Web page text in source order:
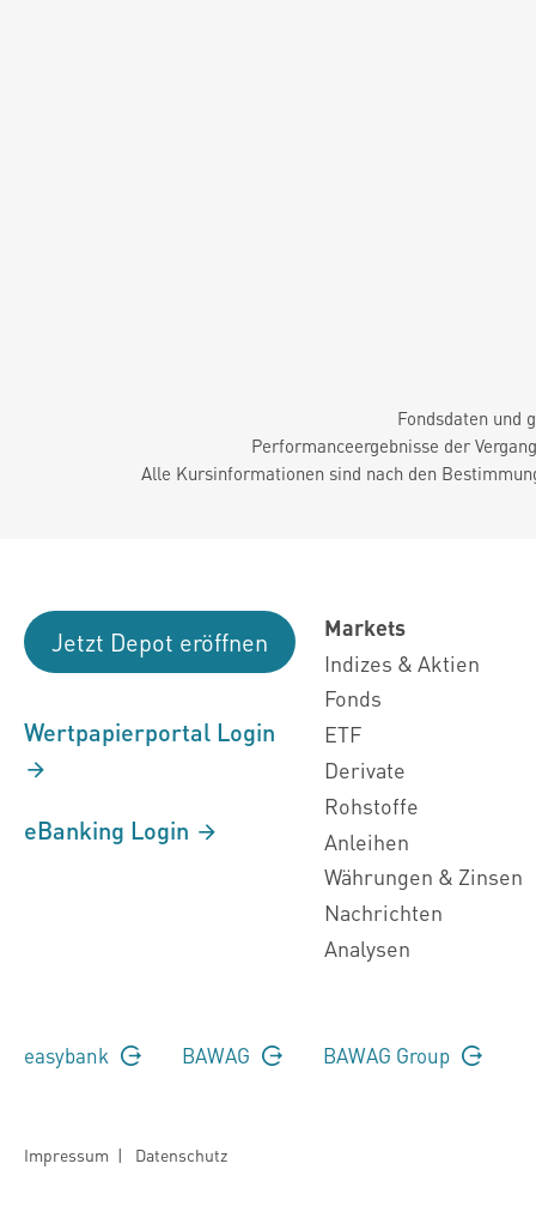
Fondsdaten und
Performanceergebnisse der
Alle Kursinformationen sind nach den
Jetzt Depot eröffnen
Wertpapierportal Login
eBanking Login
Markets
Indizes & Aktien
Fonds
ETF
Derivate
Rohstoffe
Anleihen
Währungen & Zinsen
Nachrichten
Analysen
easybank BAWAG BAWAG Group
Impressum | Datenschutz